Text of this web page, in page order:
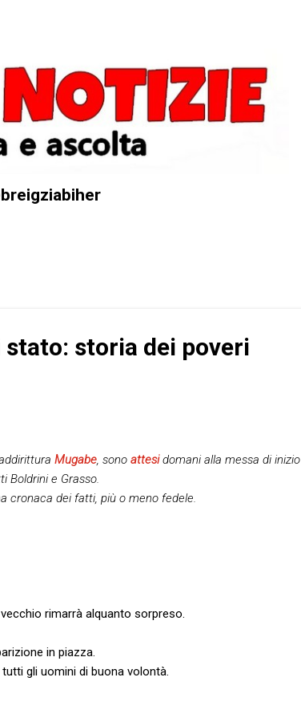
stato: storia dei poveri
Mugabe, sono attesidomani alla messa di inizio
Boldrini e Grasso.
cronaca dei fatti, più o meno fedele.
rimarrà alquanto sorpreso.
in piazza.
gli uomini di buona volontà.